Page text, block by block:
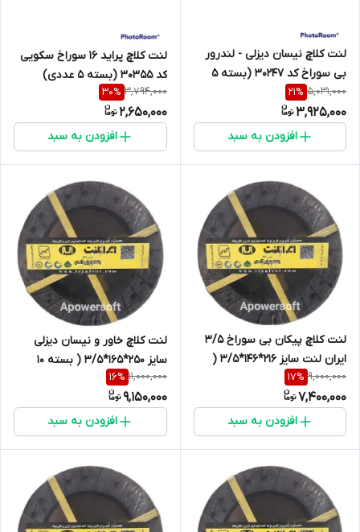
لنت کلاچ نیسان دیزلی - لندرور
بی سوراخ کد 30247 (بسته 5
عددی) 3/5*152*241
5,031,000
21%
3,925,000
افزودن به سبد
لنت کلاچ پراید 16 سوراخ سکویی
کد 30355 (بسته 5 عددی)
3/2*125*180 جهان ترمز
3,794,000
30%
2,650,000
افزودن به سبد
لنت کلاچ پیکان بی سوراخ 3/5
ایران لنت سایز 216*146*3/5 (
بسته 10 دست )
9,000,000
17%
7,400,000
افزودن به سبد
لنت کلاچ خاور و نیسان دیزلی
سایز 250*165*3/5 ( بسته 10
دست ) ایرانلنت
11,000,000
16%
9,150,000
افزودن به سبد